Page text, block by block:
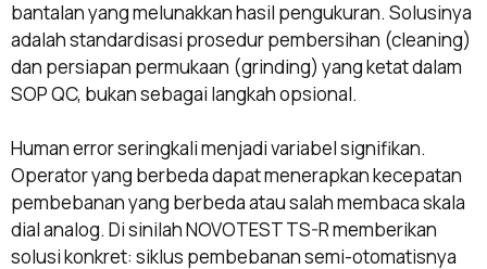
bantalan yang melunakkan hasil pengukuran. Solusinya
adalah standardisasi prosedur pembersihan (cleaning)
dan persiapan permukaan (grinding) yang ketat dalam
SOP QC, bukan sebagai langkah opsional.
Human error seringkali menjadi variabel signifikan.
Operator yang berbeda dapat menerapkan kecepatan
pembebanan yang berbeda atau salah membaca skala
dial analog. Di sinilah NOVOTEST TS-R memberikan
solusi konkret: siklus pembebanan semi-otomatisnya